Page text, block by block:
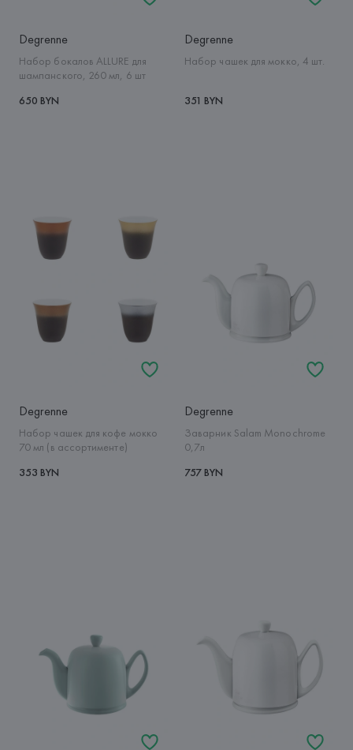
Degrenne
Набор бокалов ALLURE для
шампанского, 260 мл, 6 шт
650 BYN
Degrenne
Набор чашек для мокко, 4 шт.
351 BYN
Degrenne
Набор чашек для кофе мокко
70 мл (в ассортименте)
353 BYN
Degrenne
Заварник Salam Monochrome
0,7л
757 BYN